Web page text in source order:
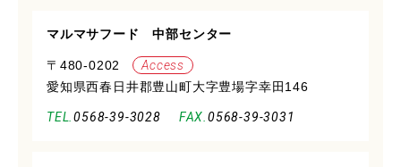
マルマサフード 中部センター
〒480-0202
Access
愛知県西春日井郡豊山町大字豊場字幸田146
0568-39-3028 0568-39-3031